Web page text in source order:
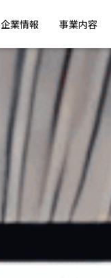
企業情報 事業内容